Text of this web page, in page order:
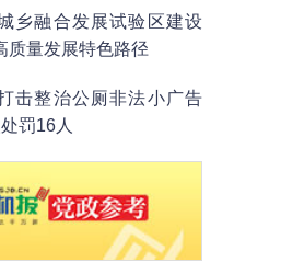
乡融合发展试验区建设
质量发展特色路径
击整治公厕非法小广告
罚16人